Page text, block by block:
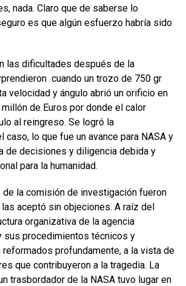
nada. Claro que de saberse lo
es que algún esfuerzo habría sido
las dificultades después de la
cuando un trozo de 750 gr
velocidad y ángulo abrió un orificio en
de Euros por donde el calor
al reingreso. Se logró la
caso, lo que fue un avance para NASA y
de decisiones y diligencia debida y
para la humanidad.
la comisión de investigación fueron
aceptó sin objeciones. A raíz del
organizativa de la agencia
sus procedimientos técnicos y
profundamente, a la vista de
que contribuyeron a la tragedia. La
trasbordador de la NASA tuvo lugar en